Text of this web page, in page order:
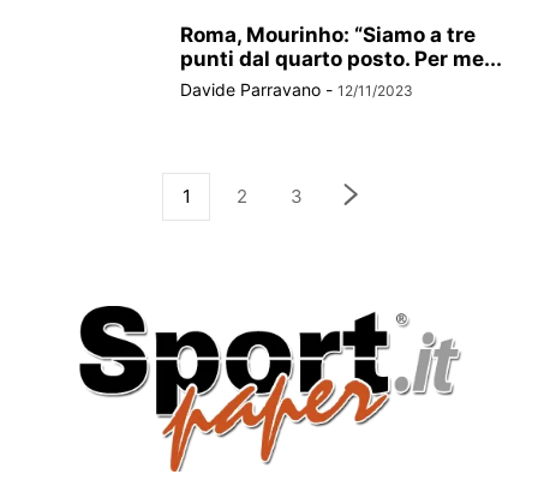
Roma, Mourinho: “Siamo a tre
punti dal quarto posto. Per me...
Davide Parravano - 12/11/2023
1 2 3